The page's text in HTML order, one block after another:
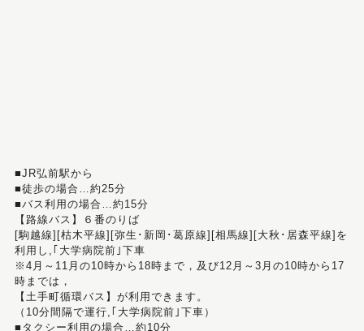
■JR弘前駅から
■徒歩の場合…約25分
■バス利用の場合…約15分
【路線バス】６番のりば
[駒越線][枯木平線][弥生･新岡･葛原線][相馬線][大秋･居森平線]を
利用し,｢大学病院前｣下車
※4月～11月の10時から18時まで，及び12月～3月の10時から17
時までは，
【土手町循環バス】が利用できます。
（10分間隔で運行,｢大学病院前｣下車）
■タクシー利用の場合…約10分